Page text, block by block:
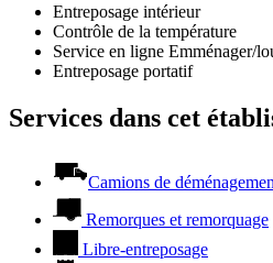
Entreposage intérieur
Contrôle de la température
Service en ligne Emménager/
Entreposage portatif
Services dans cet
Camions de
Remorques et remorquage
Libre-entreposage